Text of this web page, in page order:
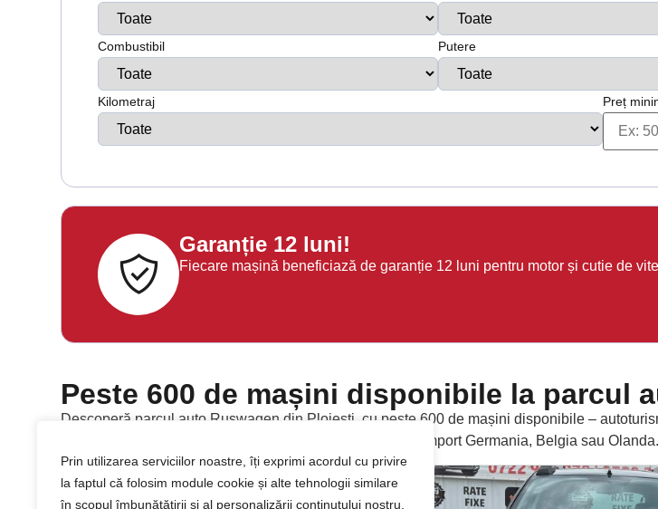
Prin utilizarea serviciilor noastre, îți exprimi acordul cu privire
la faptul că folosim module cookie și alte tehnologii similare
în scopul îmbunătățirii și al personalizării conținutului nostru,
Combustibil Putere
Kilometraj Preț
Garanție 12 luni!
Fiecare mașină beneficiază de garanție 12 luni pentru motor și cutie de
Peste 600 de mașini disponibile la parcul
Descoperă parcul auto Ruswagen din Ploiești, cu peste 600 de mașini disponibile –
Alege dintr-o gamă variată de mașini second hand, auto import Germania, Belgia sau Olanda.